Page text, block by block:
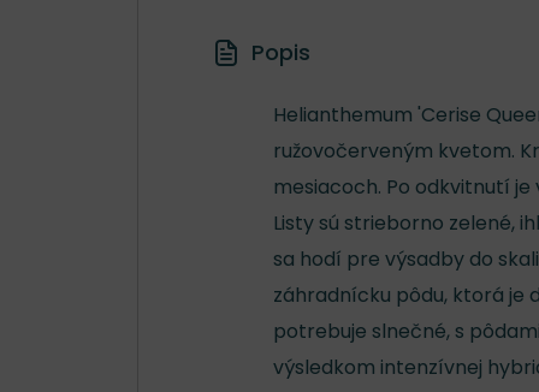
Popis
Helianthemum 'Cerise
ružovočerveným kvetom.
mesiacoch. Po odkvitnutí
Listy sú strieborno zelené,
sa hodí pre výsadby do
záhradnícku pôdu, ktorá je
potrebuje slnečné, s
výsledkom intenzívnej